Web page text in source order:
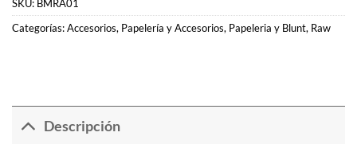
SKU: BMRA01
Categorías:Accesorios, Papelería y Accesorios, Papeleria y Blunt, Raw
Descripción